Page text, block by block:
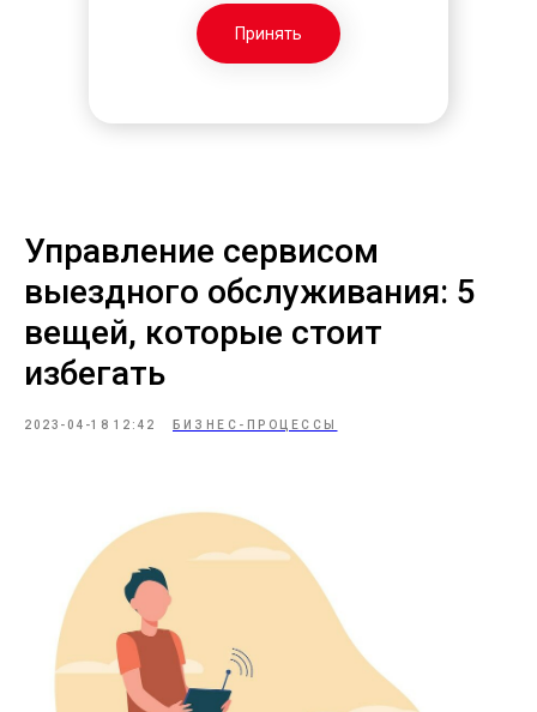
Принять
Управление сервисом
выездного обслуживания: 5
вещей, которые стоит
избегать
2023-04-18 12:42 БИЗНЕС-ПРОЦЕССЫ